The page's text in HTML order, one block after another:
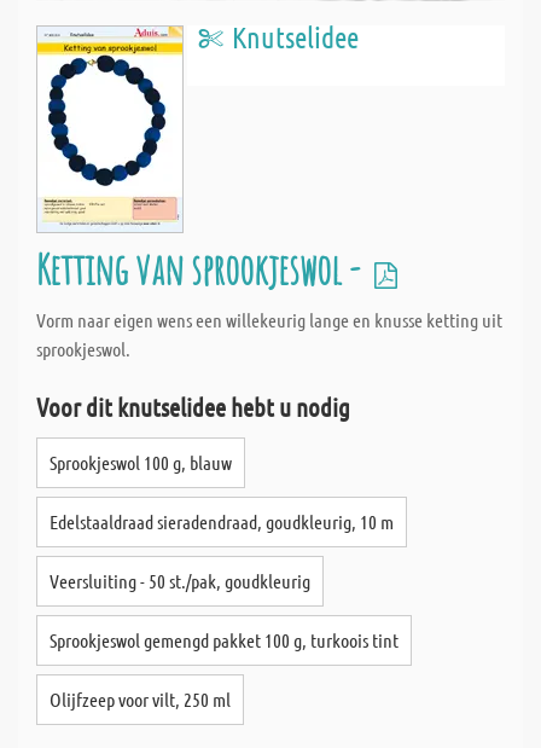
Knutselidee
Ketting van sprookjeswol -
Vorm naar eigen wens een willekeurig lange en knusse ketting uit
sprookjeswol.
Voor dit knutselidee hebt u nodig
Sprookjeswol 100 g, blauw
Edelstaaldraad sieradendraad, goudkleurig, 10 m
Veersluiting - 50 st./pak, goudkleurig
Sprookjeswol gemengd pakket 100 g, turkoois tint
Olijfzeep voor vilt, 250 ml